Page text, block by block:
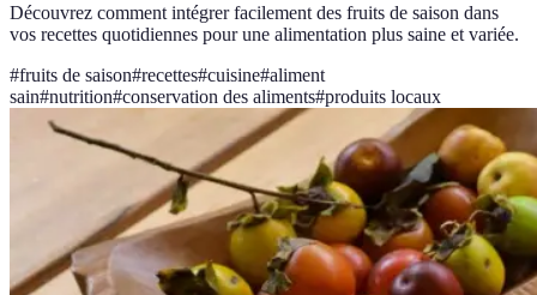
Découvrez comment intégrer facilement des fruits de saison dans
vos recettes quotidiennes pour une alimentation plus saine et variée.
#fruits de saison#recettes#cuisine#aliment
sain#nutrition#conservation des aliments#produits locaux